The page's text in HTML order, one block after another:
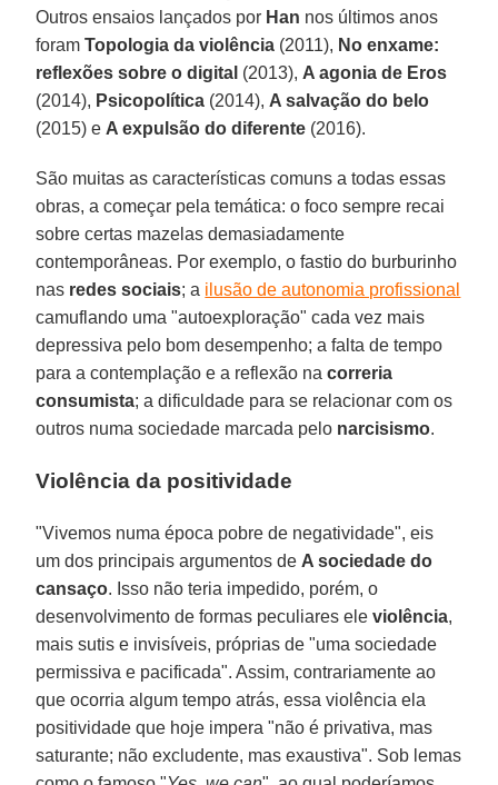
Outros ensaios lançados por Han nos últimos anos
foramTopologia da violência (2011), No enxame:
reflexões sobre o digital (2013), A agonia de Eros
(2014), Psicopolítica (2014), A salvação do belo
(2015) e A expulsão do diferente (2016).
São muitas as características comuns a todas essas
obras, a começar pela temática: o foco sempre recai
sobre certas mazelas demasiadamente
contemporâneas. Por exemplo, o fastio do burburinho
nas redes sociais; a ilusão de autonomia profissional
camuflando uma "autoexploração" cada vez mais
depressiva pelo bom desempenho; a falta de tempo
para a contemplação e a reflexão nacorreria
consumista; a dificuldade para se relacionar com os
outros numa sociedade marcada pelo narcisismo.
Violência da positividade
"Vivemos numa época pobre de negatividade", eis
um dos principais argumentos de A sociedade do
cansaço. Isso não teria impedido, porém, o
desenvolvimento de formas peculiares eleviolência,
mais sutis e invisíveis, próprias de "uma sociedade
permissiva e pacificada". Assim, contrariamente ao
que ocorria algum tempo atrás, essa violência ela
positividade que hoje impera "não é privativa, mas
saturante; não excludente, mas exaustiva". Sob lemas